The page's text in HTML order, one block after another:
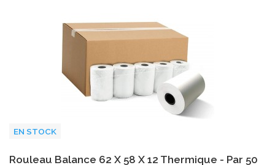
EN STOCK
Rouleau Balance 62 X 58 X 12 Thermique - Par 50